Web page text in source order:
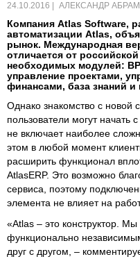
24.10.2016 | АЛЕКСАНДР
Компания Atlas Software,
автоматизации Atlas,
рынок. Международная
отличается от
необходимых модулей:
управление проектами,
финансами, база знаний и
Однако знакомство с новой
пользователи могут начать
не включает наиболее
этом в любой момент
расширить функционал
AtlasERP. Это возможно
сервиса, поэтому
элемента не влияет на
«Atlas – это конструктор.
функционально
друг с другом, –